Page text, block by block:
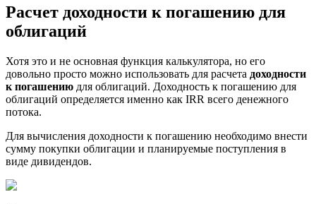
Расчет доходности к погашению для
облигаций
Хотя это и не основная функция калькулятора, но его
довольно просто можно использовать для расчета доходности
к погашению для облигаций. Доходность к погашению для
облигаций определяется именно как IRR всего денежного
потока.
Для вычисления доходности к погашению необходимо внести
сумму покупки облигации и планируемые поступления в
виде дивидендов.